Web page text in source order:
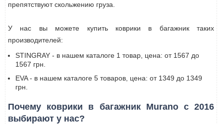
препятствуют скольжению груза.
У нас вы можете купить коврики в багажник таких
производителей:
STINGRAY - в нашем каталоге 1 товар, цена: от 1567 до
1567 грн.
EVA - в нашем каталоге 5 товаров, цена: от 1349 до 1349
грн.
Почему коврики в багажник Murano с 2016
выбирают у нас?